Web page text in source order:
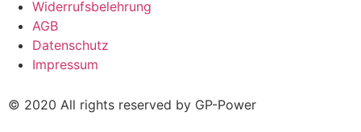
Widerrufsbelehrung
AGB
Datenschutz
Impressum
© 2020 All rights reserved by GP-Power